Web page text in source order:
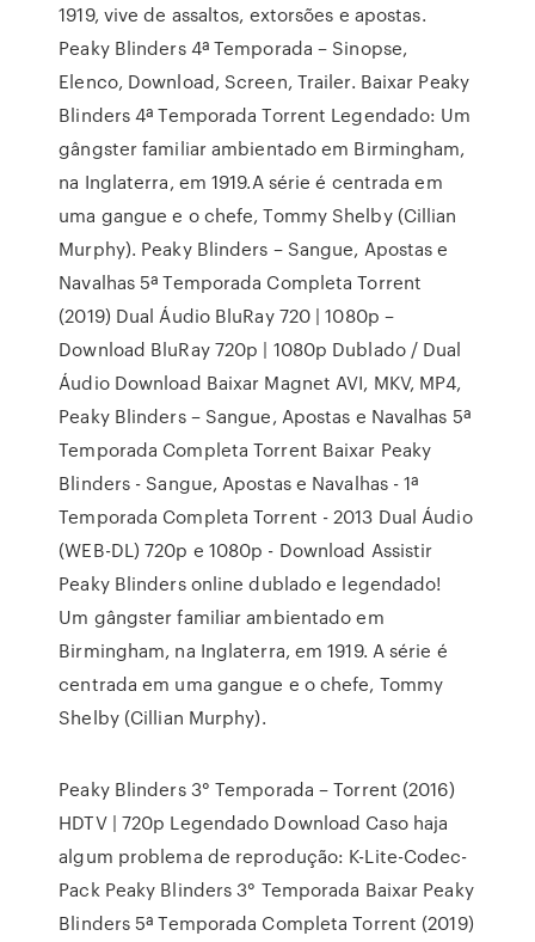
1919, vive de assaltos, extorsões e apostas.
Peaky Blinders 4ª Temporada – Sinopse,
Elenco, Download, Screen, Trailer. Baixar Peaky
Blinders 4ª Temporada Torrent Legendado: Um
gângster familiar ambientado em Birmingham,
na Inglaterra, em 1919.A série é centrada em
uma gangue e o chefe, Tommy Shelby (Cillian
Murphy). Peaky Blinders – Sangue, Apostas e
Navalhas 5ª Temporada Completa Torrent
(2019) Dual Áudio BluRay 720 | 1080p –
Download BluRay 720p | 1080p Dublado / Dual
Áudio Download Baixar Magnet AVI, MKV, MP4,
Peaky Blinders – Sangue, Apostas e Navalhas 5ª
Temporada Completa Torrent Baixar Peaky
Blinders - Sangue, Apostas e Navalhas - 1ª
Temporada Completa Torrent - 2013 Dual Áudio
(WEB-DL) 720p e 1080p - Download Assistir
Peaky Blinders online dublado e legendado!
Um gângster familiar ambientado em
Birmingham, na Inglaterra, em 1919. A série é
centrada em uma gangue e o chefe, Tommy
Shelby (Cillian Murphy).
Peaky Blinders 3° Temporada – Torrent (2016)
HDTV | 720p Legendado Download Caso haja
algum problema de reprodução: K-Lite-Codec-
Pack Peaky Blinders 3° Temporada Baixar Peaky
Blinders 5ª Temporada Completa Torrent (2019)